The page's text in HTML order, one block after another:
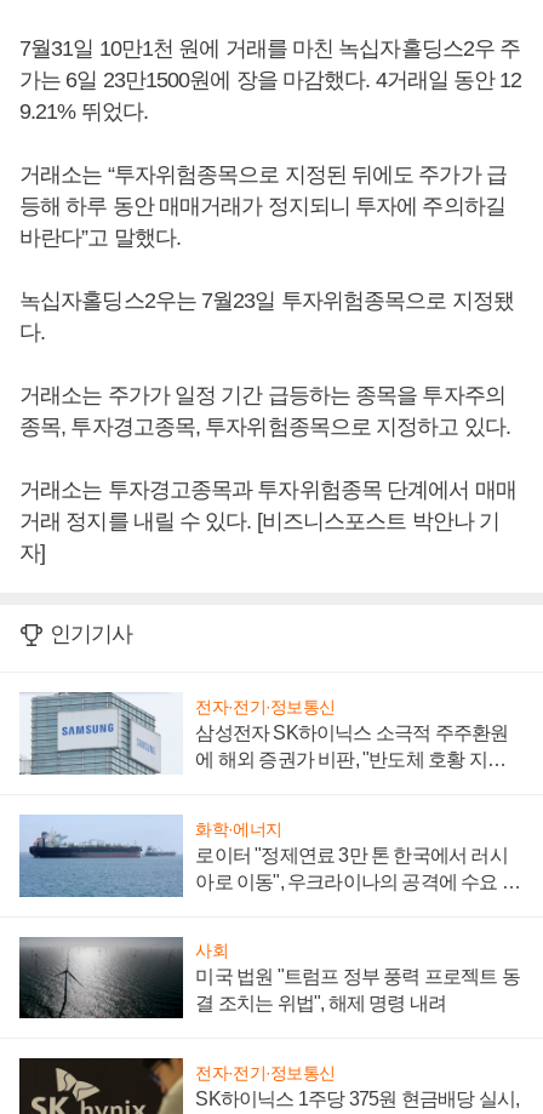
7월31일 10만1천 원에 거래를 마친 녹십자홀딩스2우 주
가는 6일 23만1500원에 장을 마감했다. 4거래일 동안 12
9.21% 뛰었다.
거래소는 “투자위험종목으로 지정된 뒤에도 주가가 급
등해 하루 동안 매매거래가 정지되니 투자에 주의하길
바란다”고 말했다.
녹십자홀딩스2우는 7월23일 투자위험종목으로 지정됐
다.
거래소는 주가가 일정 기간 급등하는 종목을 투자주의
종목, 투자경고종목, 투자위험종목으로 지정하고 있다.
거래소는 투자경고종목과 투자위험종목 단계에서 매매
거래 정지를 내릴 수 있다. [비즈니스포스트 박안나 기
자]
인기기사
전자·전기·정보통신
삼성전자 SK하이닉스 소극적 주주환원
에 해외 증권가 비판, "반도체 호황 지속
화학·에너지
로이터 "정제연료 3만 톤 한국에서 러시
아로 이동", 우크라이나의 공격에 수요 늘
사회
미국 법원 "트럼프 정부 풍력 프로젝트 동
결 조치는 위법", 해제 명령 내려
전자·전기·정보통신
SK하이닉스 1주당 375원 현금배당 실시,